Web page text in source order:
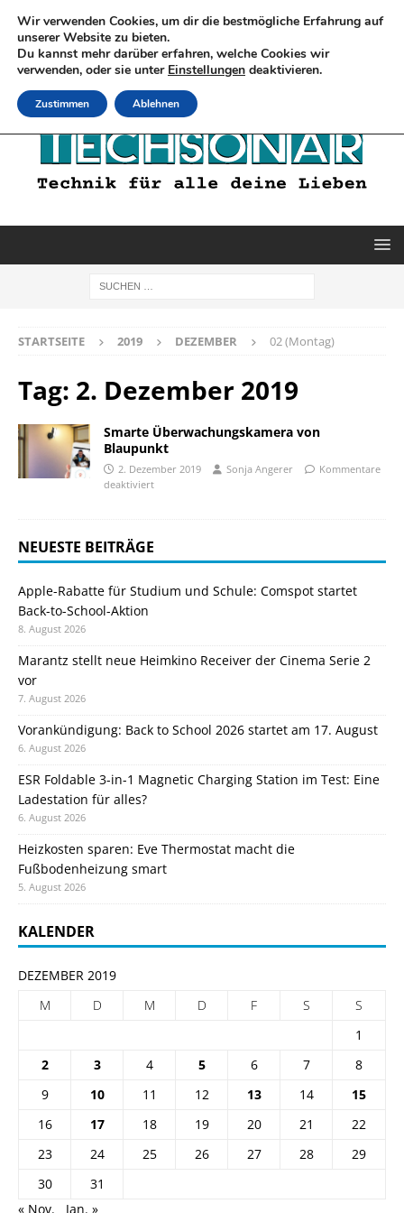
STARTSEITE 2019 DEZEMBER 02 (Montag)
Tag: 2. Dezember 2019
Smarte Überwachungskamera von
Blaupunkt
2. Dezember 2019 Sonja Angerer
Kommentare
deaktiviert
NEUESTE BEITRÄGE
Apple-Rabatte für Studium und Schule: Comspot startet
Back-to-School-Aktion
8. August 2026
Marantz stellt neue Heimkino Receiver der Cinema Serie 2
vor
7. August 2026
Vorankündigung: Back to School 2026 startet am 17. August
6. August 2026
ESR Foldable 3-in-1 Magnetic Charging Station im Test: Eine
Ladestation für alles?
6. August 2026
Heizkosten sparen: Eve Thermostat macht die
Fußbodenheizung smart
5. August 2026
KALENDER
DEZEMBER 2019
M
D M D F S
S
1
2
3 4 5 6 7
8
9
10 11 12 13 14
15
16
17 18 19 20 21
22
23
24 25 26 27 28
29
30
31
« Nov.
Jan. »
Wir verwenden Cookies, um dir die bestmögliche Erfahrung auf
unserer Website zu bieten.
Du kannst mehr darüber erfahren, welche Cookies wir
verwenden, oder sie unter Einstellungen deaktivieren.
Zustimmen Ablehnen